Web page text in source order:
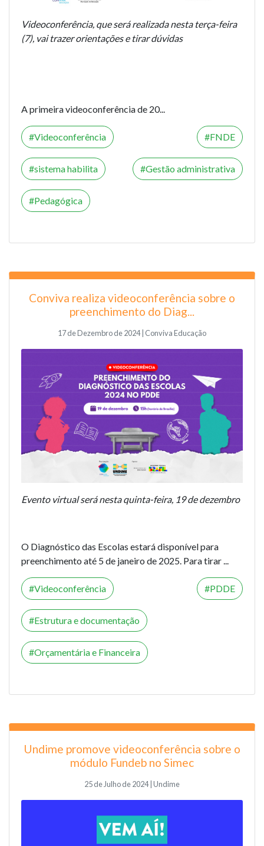
Videoconferência, que será realizada nesta terça-feira
(7), vai trazer orientações e tirar dúvidas
A primeira videoconferência de 20...
Videoconferência FNDE
sistema habilita Gestão administrativa
Pedagógica
Conviva realiza videoconferência sobre o
preenchimento do Diag...
17 de Dezembro de 2024 | Conviva Educação
Evento virtual será nesta quinta-feira, 19 de dezembro
O Diagnóstico das Escolas estará disponível para
preenchimento até 5 de janeiro de 2025. Para tirar ...
Videoconferência PDDE
Estrutura e documentação
Orçamentária e Financeira
Undime promove videoconferência sobre o
módulo Fundeb no Simec
25 de Julho de 2024 | Undime